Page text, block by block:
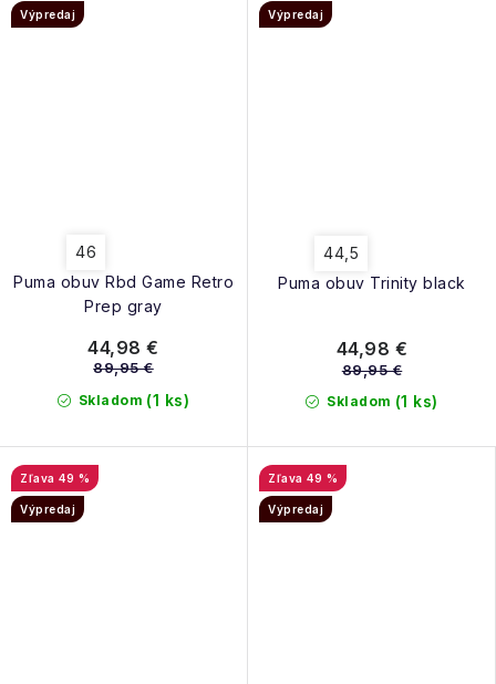
Puma obuv Rbd Game Retro
Prep gray
Výpredaj
46
Skladom (1 ks)
44,98 €
89,95 €
Puma obuv Trinity black
Výpredaj
44,5
Skladom (1 ks)
44,98 €
89,95 €
49 %
Výpredaj
49 %
Výpredaj